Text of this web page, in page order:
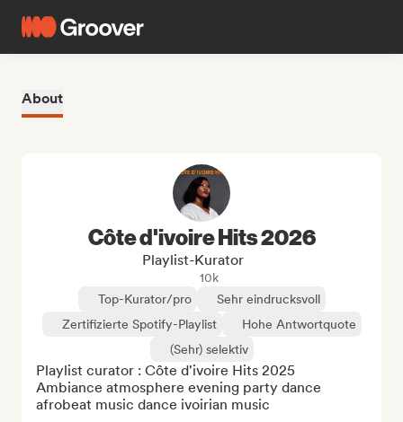
About
Côte d'ivoire Hits 2026
Playlist-Kurator
10k
Top-Kurator/pro
Sehr eindrucksvoll
Zertifizierte Spotify-Playlist
Hohe Antwortquote
(Sehr) selektiv
Playlist curator : Côte d'ivoire Hits 2025
Ambiance atmosphere evening party dance
afrobeat music dance ivoirian music